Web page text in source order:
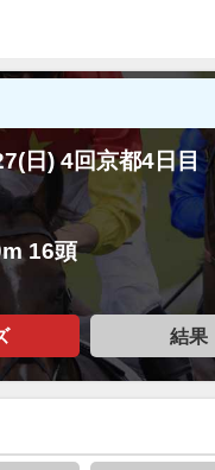
日) 4回京都4日目
16頭
結果